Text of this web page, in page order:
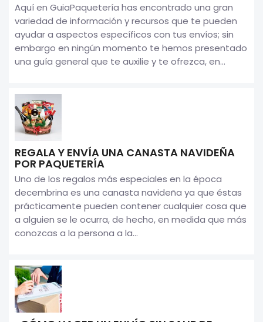
Aquí en GuiaPaquetería has encontrado una gran
variedad de información y recursos que te pueden
ayudar a aspectos específicos con tus envíos; sin
embargo en ningún momento te hemos presentado
una guía general que te auxilie y te ofrezca, en...
REGALA Y ENVÍA UNA CANASTA NAVIDEÑA
POR PAQUETERÍA
Uno de los regalos más especiales en la época
decembrina es una canasta navideña ya que éstas
prácticamente pueden contener cualquier cosa que
a alguien se le ocurra, de hecho, en medida que más
conozcas a la persona a la...